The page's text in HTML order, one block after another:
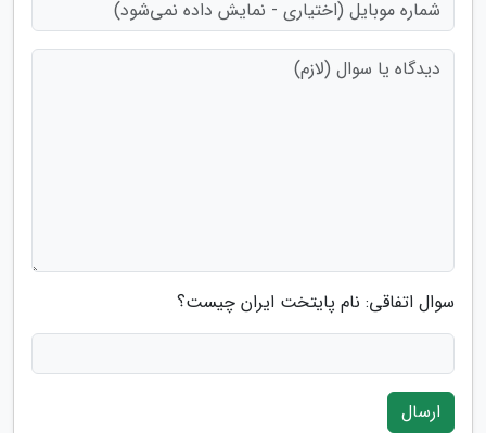
سوال اتفاقی: نام پایتخت ایران چیست؟
ارسال